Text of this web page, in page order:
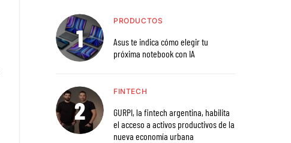
PRODUCTOS
Asus te indica cómo elegir tu
próxima notebook con IA
FINTECH
GURPI, la fintech argentina, habilita
el acceso a activos productivos de la
nueva economía urbana